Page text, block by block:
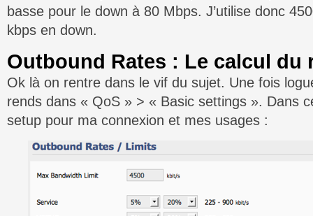
basse pour le down à 80 Mbps. J’utilise donc
kbps en down.
Outbound Rates : Le calcul du
Ok là on rentre dans le vif du sujet. Une fois
rends dans « QoS » > « Basic settings ». Dans
setup pour ma connexion et mes usages :